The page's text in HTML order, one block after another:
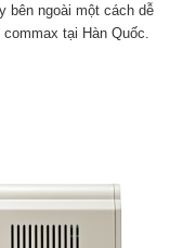
bên ngoài một cách dễ
tại Hàn Quốc.